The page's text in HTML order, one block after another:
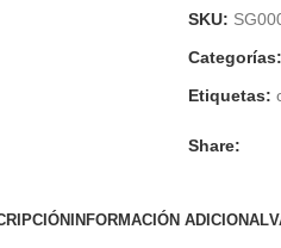
SKU:
Categorías:
Etiquetas:
Share:
INFORMACIÓN ADICIONAL